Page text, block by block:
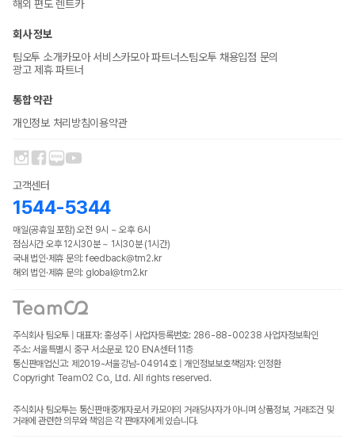
해외 편도 렌트카
회사 정보
팀오투 소개카모아 서비스카모아 파트너스팀오투 채용입점 문의
광고 제휴 파트너
통합 약관
개인정보 처리방침이용약관
고객센터
1544-5344
매일(공휴일 포함) 오전 9시 ~ 오후 6시
점심시간 오후 12시30분 ~ 1시30분 (1시간)
국내 법인·제휴 문의: feedback@tm2.kr
해외 법인·제휴 문의: global@tm2.kr
주식회사 팀오투 | 대표자: 홍성주 | 사업자등록번호: 286-88-00238 사업자정보확인
주소: 서울특별시 중구 서소문로 120 ENA센터 11층
통신판매업신고: 제2019-서울강남-04914호 | 개인정보보호책임자: 인정환
Copyright TeamO2 Co., Ltd. All rights reserved.
주식회사 팀오투는 통신판매중개자로서 카모아의 거래당사자가 아니며 상품정보, 거래조건 및
거래에 관련한 의무와 책임은 각 판매자에게 있습니다.